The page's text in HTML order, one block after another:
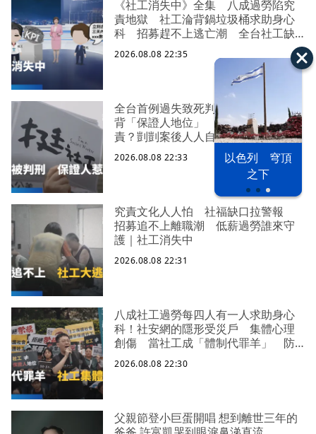
漢光42演習 台股投資熱
以色列 穹頂
之下
《社工消失中》全集 八成過勞陷究
責地獄 社工淪背鍋垃圾桶求助身心
科 招募趕不上逃亡潮 全台社工缺
口警報 揭薪資回捐黑幕 血汗錢遭
剝削
2026.08.08 22:35
全台首例過失致死判刑 社工陳尚潔
背「保證人地位」 機構脫身基層扛
責？剴剴案後人人自危｜社工消失中
2026.08.08 22:33
究責文化人人怕 社福缺口拉警報
招募追不上離職潮 低薪過勞誰來守
護｜社工消失中
2026.08.08 22:31
八成社工過勞每四人有一人求助身心
科！社安網的隱形受災戶 集體心理
創傷 當社工成「體制代罪羊」 防
禦性社工不敢多做無奈趨勢？耗竭殆
盡下的社安網危機｜社工消失中
2026.08.08 22:30
父親節登小巨蛋開唱 想到離世三年的